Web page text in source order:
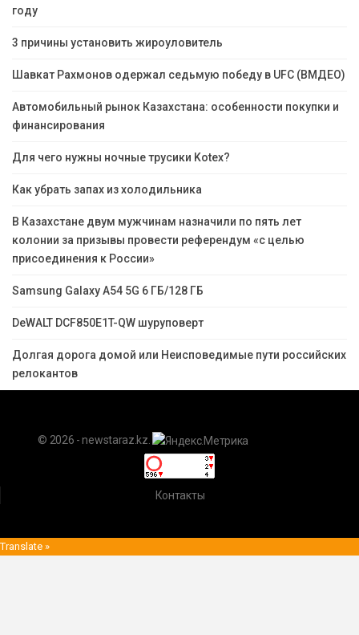
году
3 причины установить жироуловитель
Шавкат Рахмонов одержал седьмую победу в UFC (ВМДЕО)
Автомобильный рынок Казахстана: особенности покупки и
финансирования
Для чего нужны ночные трусики Kotex?
Как убрать запах из холодильника
В Казахстане двум мужчинам назначили по пять лет
колонии за призывы провести референдум «с целью
присоединения к России»
Samsung Galaxy A54 5G 6 ГБ/128 ГБ
DeWALT DCF850E1T-QW шуруповерт
Долгая дорога домой или Неисповедимые пути российских
релокантов
© 2026 - newstaraz.kz.
Контакты
Translate »